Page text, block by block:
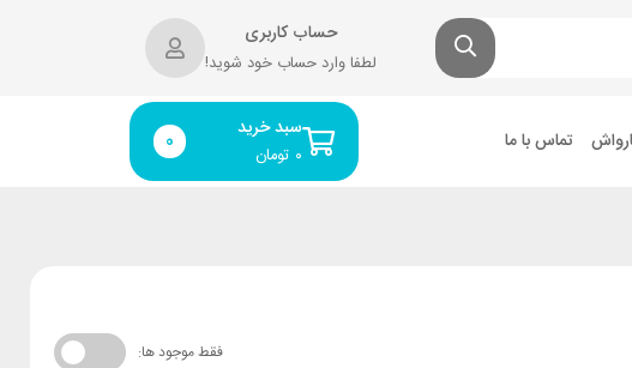
حساب کاربری
لطفا وارد حساب خود شوید!
تماس با ما سبد خرید
تومان ۰ 0
فقط موجود ها: